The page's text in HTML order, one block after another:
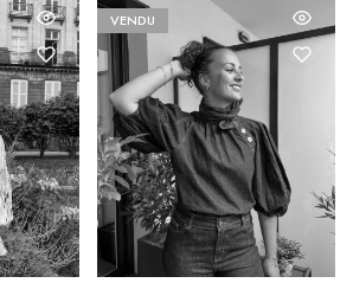
VENDU